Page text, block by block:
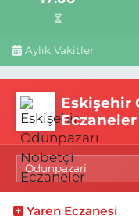
Aylık Vakitler
Eskişehir
Eczaneler
Yaren Eczanesi